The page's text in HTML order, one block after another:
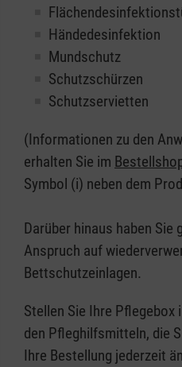
Händedesinfektion
Mundschutz
Schutzschürzen
Schutzservietten
(Informationen zu den
erhalten Sie im
Symbol (i) neben dem
Darüber hinaus haben Sie
Anspruch auf
Bettschutzeinlagen.
Stellen Sie Ihre Pflegebox
den Pfleghilfsmitteln, die
Ihre Bestellung jederzeit